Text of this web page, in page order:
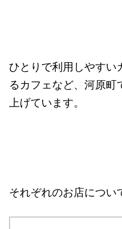
ひとりで利用しやすい
るカフェなど、河原町
上げています。
それぞれのお店につい